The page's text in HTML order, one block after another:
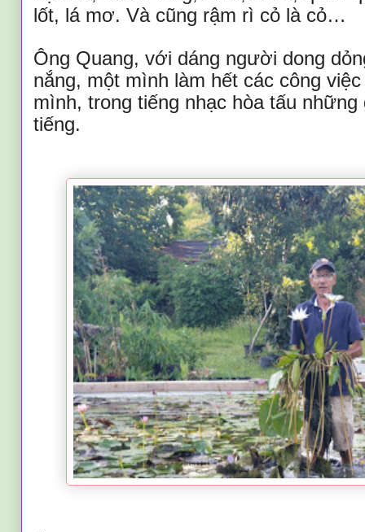
lốt, lá mơ. Và cũng rậm rì cỏ là cỏ…
Ông Quang, với dáng người dong
nắng, một mình làm hết các công
mình, trong tiếng nhạc hòa tấu
tiếng.